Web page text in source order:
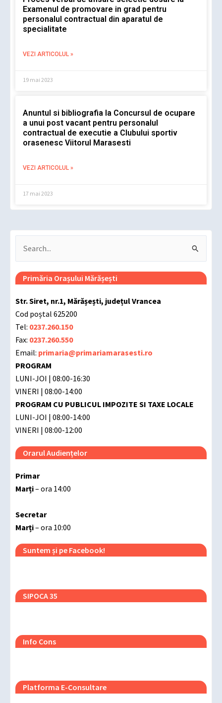
Examenul de promovare in grad pentru
personalul contractual din aparatul de
specialitate
VEZI ARTICOLUL »
19 mai 2023
Anuntul si bibliografia la Concursul de ocupare
a unui post vacant pentru personalul
contractual de executie a Clubului sportiv
orasenesc Viitorul Marasesti
VEZI ARTICOLUL »
17 mai 2023
Search
for:
Primăria Orașului Mărășești
Str. Siret, nr.1, Mărășești, județul Vrancea
Cod poștal 625200
Tel: 0237.260.150
Fax: 0237.260.550
Email: primaria@primariamarasesti.ro
PROGRAM
LUNI-JOI | 08:00-16:30
VINERI | 08:00-14:00
PROGRAM CU PUBLICUL IMPOZITE SI TAXE LOCALE
LUNI-JOI | 08:00-14:00
VINERI | 08:00-12:00
Orarul Audiențelor
Primar
Marți– ora 14:00
Secretar
Marți– ora 10:00
Suntem și pe Facebook!
SIPOCA 35
Info Cons
Platforma E-Consultare